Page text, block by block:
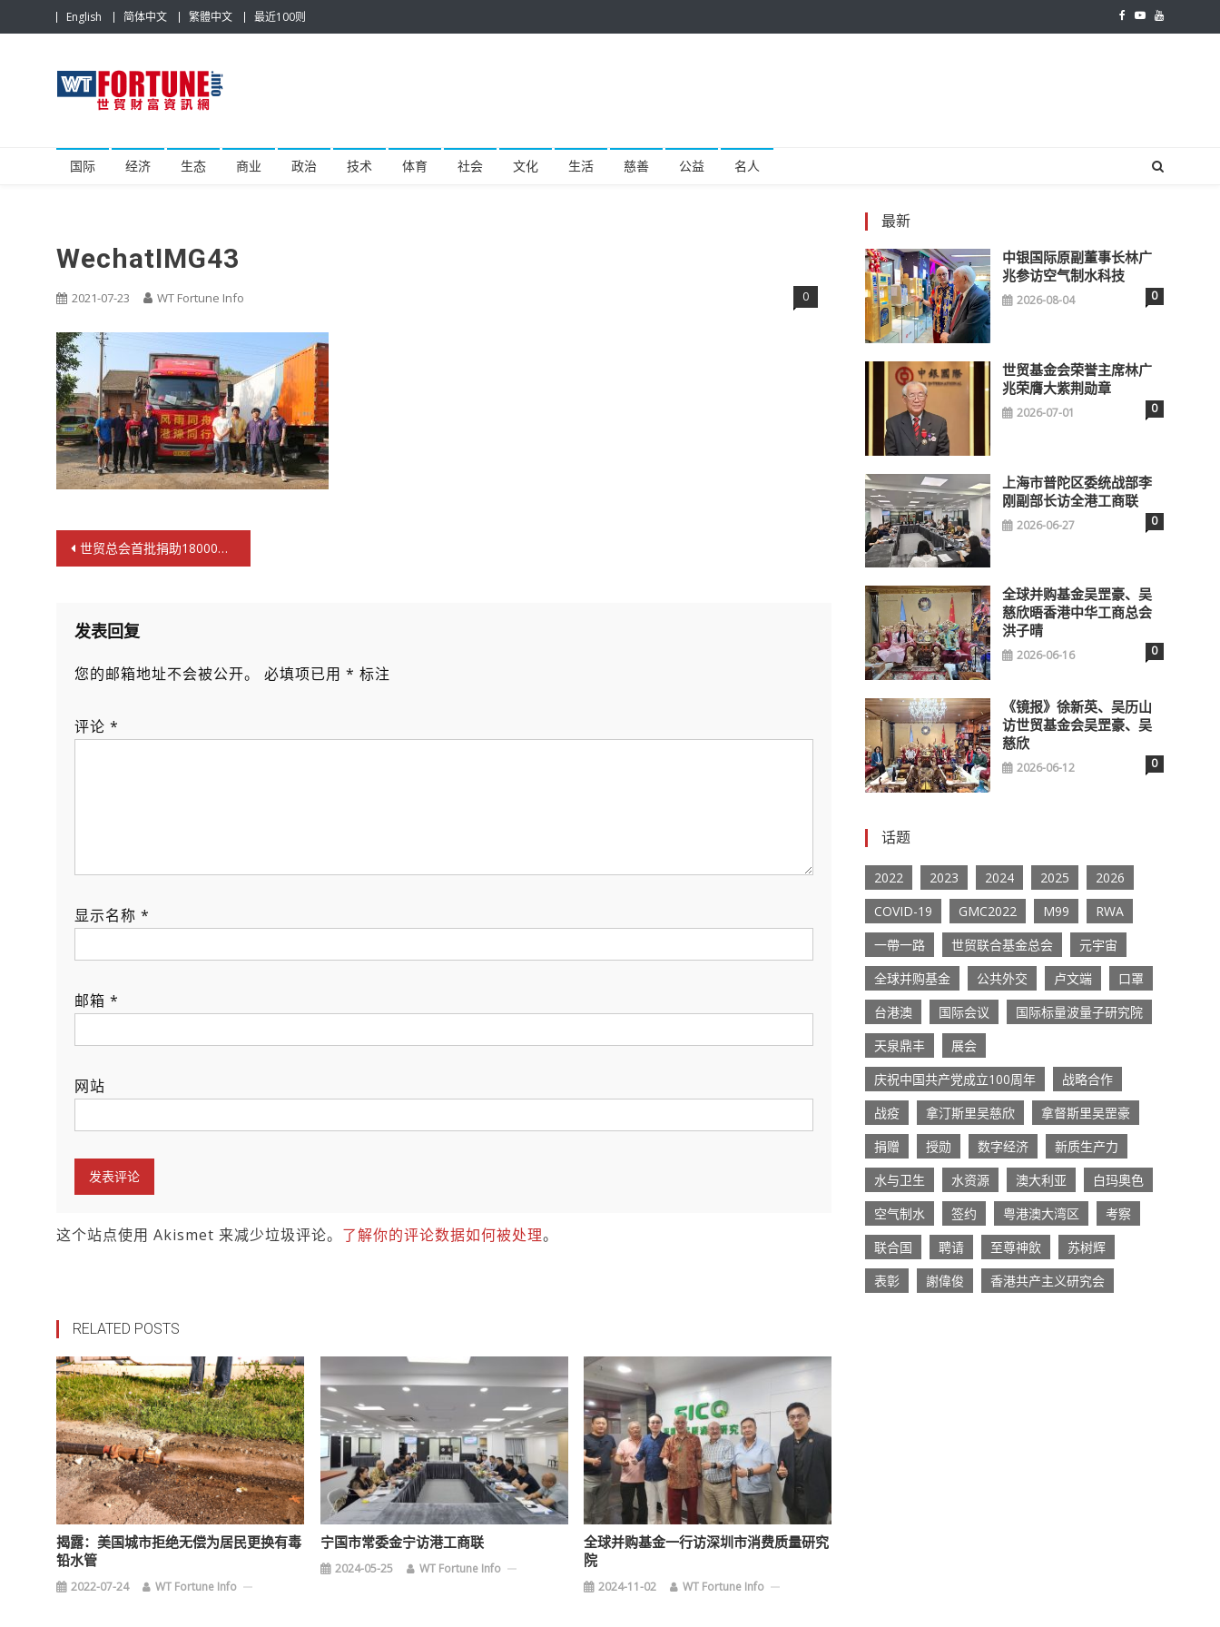
to
English 简体中文 繁體中文 最近100则
国际 经济 生态 商业 政治 技术 体育 社会 文化 生活 慈善 公益 名人
WechatIMG43
2021-07-23 WT Fortune Info 0
文
章
航
世贸总会首批捐助18000公斤应急物资 北京广东驰援河南救灾
发表回复
您的邮箱地址不会被公开。 必填项已用 * 标注
评论 *
显示名称 *
邮箱 *
网站
这个站点使用 Akismet 来减少垃圾评论。 了解你的评论数据如何被处理。
RELATED POSTS
揭露：美国城市拒绝无偿为居民更换有毒
铅水管
2022-07-24 WT Fortune Info
宁国市常委金宁访港工商联
2024-05-25 WT Fortune Info
全球并购基金一行访深圳市消费质量研究
院
2024-11-02 WT Fortune Info
最新
中银国际原副董事长林广
兆参访空气制水科技
2026-08-04 0
世贸基金会荣誉主席林广
兆荣膺大紫荆勋章
2026-07-01 0
上海市普陀区委统战部李
刚副部长访全港工商联
2026-06-27 0
全球并购基金吴罡豪、吴
慈欣晤香港中华工商总会
洪子晴
2026-06-16 0
《镜报》徐新英、吴历山
访世贸基金会吴罡豪、吴
慈欣
2026-06-12 0
话题
2022 2023 2024 2025
2026
COVID-19
GMC2022 M99
RWA
一帶一路
世贸联合基金总会
元宇宙
全球并购基金
公共外交 卢文端
口罩
台港澳
国际会议
国际标量波量子研究院
天泉鼎丰
展会
庆祝中国共产党成立100周年
战略合作
战疫
拿汀斯里吴慈欣
拿督斯里吴罡豪
捐赠
授勋 数字经济
新质生产力
水与卫生
水资源 澳大利亚
白玛奧色
空气制水
签约 粤港澳大湾区
考察
联合国
聘请 至尊神飲
苏树辉
表彰
謝偉俊 香港共产主义研究会